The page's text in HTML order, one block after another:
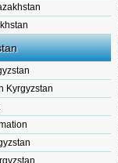
Kyrgyzstan